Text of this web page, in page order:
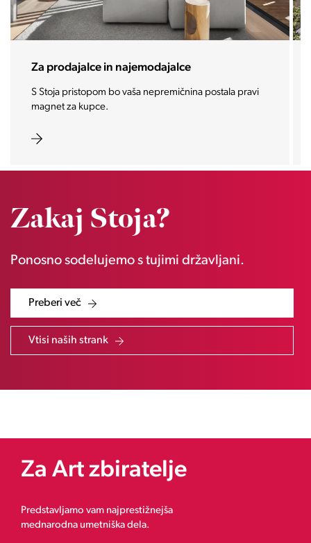
Za prodajalce in najemodajalce
S Stoja pristopom bo vaša nepremičnina postala pravi
magnet za kupce.
Zakaj Stoja?
Ponosno sodelujemo s tujimi državljani.
Preberi več
Vtisi naših strank
Za Art zbiratelje
Predstavljamo vam najprestižnejša
mednarodna umetniška dela.